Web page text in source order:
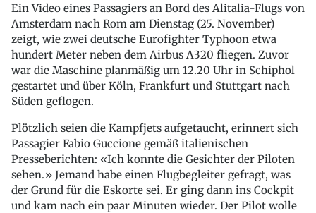
Ein Video eines Passagiers an Bord des Alitalia-Flugs von
Amsterdam nach Rom am Dienstag (25. November)
zeigt, wie zwei deutsche Eurofighter Typhoon etwa
hundert Meter neben dem Airbus A320 fliegen. Zuvor
war die Maschine planmäßig um 12.20 Uhr in Schiphol
gestartet und über Köln, Frankfurt und Stuttgart nach
Süden geflogen.
Plötzlich seien die Kampfjets aufgetaucht, erinnert sich
Passagier Fabio Guccione gemäß italienischen
Presseberichten: «Ich konnte die Gesichter der Piloten
sehen.» Jemand habe einen Flugbegleiter gefragt, was
der Grund für die Eskorte sei. Er ging dann ins Cockpit
und kam nach ein paar Minuten wieder. Der Pilot wolle